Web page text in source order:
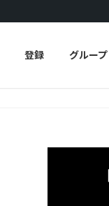
登録 グループ